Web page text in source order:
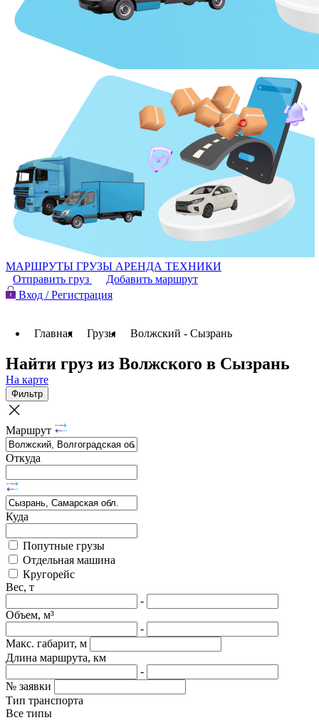
МАРШРУТЫ ГРУЗЫ АРЕНДА ТЕХНИКИ
Отправить груз
Добавить маршрут
Вход / Регистрация
Главная Грузы Волжский - Сызрань
Найти груз из Волжского в Сызрань
На карте
Фильтр
Маршрут
Откуда
Куда
Попутные грузы
Отдельная машина
Кругорейс
Вес, т
-
Объем, м³
-
Макс. габарит, м
Длина маршрута, км
-
№ заявки
Тип транспорта
Все типы